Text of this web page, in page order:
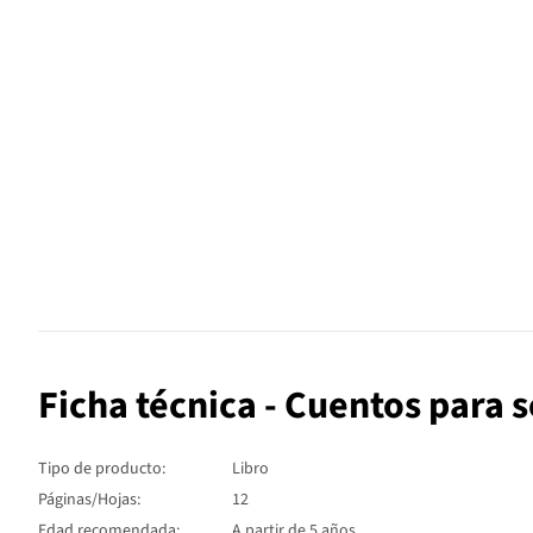
Ficha técnica - Cuentos para
Tipo de producto:
Libro
Páginas/Hojas:
12